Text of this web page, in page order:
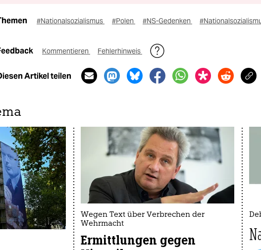
#Nationalsozialismus #Polen #NS-Gedenken
Kommentieren Fehlerhinweis
Artikel teilen
Wegen Text über Verbrechen der
Wehrmacht
Ermittlungen gegen